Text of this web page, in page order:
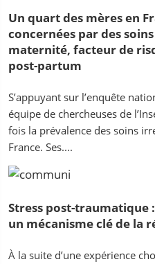
Un quart des mères en
concernées par des
maternité, facteur de
post-partum
S’appuyant sur l’enquête
équipe de chercheuses de
fois la prévalence des soins
France. Ses....
Stress post-traumatique
un mécanisme clé de la
À la suite d’une expérience